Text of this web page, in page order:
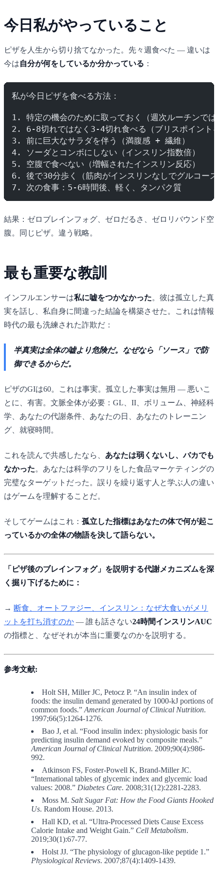
今日私がやっていること
ピザを人生から切り捨てなかった。先々週食べた — 違いは
今は自分が何をしているか分かっている ：
私が今日ピザを食べる方法：
1. 特定の機会のために取っておく（週次ルーチンで
2. 6-8切れではなく3-4切れ食べる（ブリスポイント
3. 前に巨大なサラダを伴う（満腹感 + 繊維）
4. ソーダとコンボにしない（インスリン指数倍）
5. 空腹で食べない（増幅されたインスリン反応）
6. 後で30分歩く（筋肉がインスリンなしでグルコー
7. 次の食事：5-6時間後、軽く、タンパク質
結果：ゼロブレインフォグ、ゼロだるさ、ゼロリバウンド空
腹。同じピザ。違う戦略。
最も重要な教訓
インフルエンサーは私に嘘をつかなかった。彼は孤立した真
実を話し、私自身に間違った結論を構築させた。これは情報
時代の最も洗練された詐欺だ：
半真実は全体の嘘より危険だ。なぜなら「ソース」で防
御できるからだ。
ピザのGIは60。これは事実。孤立した事実は無用 — 悪いこ
とに、有害。文脈全体が必要：GL、II、ボリューム、神経科
学、あなたの代謝条件、あなたの日、あなたのトレーニン
グ、就寝時間。
これを読んで共感したなら、 あなたは弱くないし、バカでも
なかった。あなたは科学のフリをした食品マーケティングの
完璧なターゲットだった。誤りを繰り返す人と学ぶ人の違い
はゲームを理解することだ。
そしてゲームはこれ： 孤立した指標はあなたの体で何が起こ
っているかの全体の物語を決して語らない。
「ピザ後のブレインフォグ」を説明する代謝メカニズムを深
く掘り下げるために：
→ 断食、オートファジー、インスリン：なぜ大食いがメリ
ットを打ち消すのか — 誰も話さない24時間インスリンAUC
の指標と、なぜそれが本当に重要なのかを説明する。
参考文献:
Holt SH, Miller JC, Petocz P. “An insulin index of
foods: the insulin demand generated by 1000-kJ portions of
common foods.” American Journal of Clinical Nutrition.
1997;66(5):1264-1276.
Bao J, et al. “Food insulin index: physiologic basis for
predicting insulin demand evoked by composite meals.”
American Journal of Clinical Nutrition. 2009;90(4):986-
992.
Atkinson FS, Foster-Powell K, Brand-Miller JC.
“International tables of glycemic index and glycemic load
values: 2008.” Diabetes Care. 2008;31(12):2281-2283.
Moss M. Salt Sugar Fat: How the Food Giants Hooked
Us. Random House. 2013.
Hall KD, et al. “Ultra-Processed Diets Cause Excess
Calorie Intake and Weight Gain.” Cell Metabolism.
2019;30(1):67-77.
Holst JJ. “The physiology of glucagon-like peptide 1.”
Physiological Reviews. 2007;87(4):1409-1439.